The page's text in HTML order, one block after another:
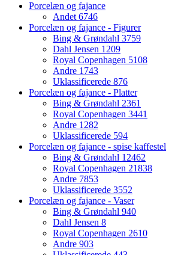
Porcelæn og fajance
Andet6746
Porcelæn og fajance - Figurer
Bing & Grøndahl 3759
Dahl Jensen 1209
Royal Copenhagen 5108
Andre 1743
Uklassificerede 876
Porcelæn og fajance - Platter
Bing & Grøndahl 2361
Royal Copenhagen 3441
Andre 1282
Uklassificerede 594
Porcelæn og fajance - spise kaffestel
Bing & Grøndahl 12462
Royal Copenhagen 21838
Andre 7853
Uklassificerede 3552
Porcelæn og fajance - Vaser
Bing & Grøndahl 940
Dahl Jensen 8
Royal Copenhagen 2610
Andre 903